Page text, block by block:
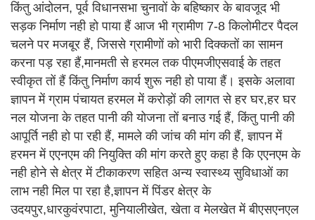
किंतु आंदोलन, पूर्व विधानसभा चुनावों के बहिष्कार के बावजूद भी
सड़क निर्माण नही हो पाया हैं आज भी ग्रामीण 7-8 किलोमीटर पैदल
चलने पर मजबूर हैं, जिससे ग्रामीणों को भारी दिक्कतों का सामन
करना पड़ रहा हैं,मानमती से हरमल तक पीएमजीएसवाई के तहत
स्वीकृत तों हैं किंतु निर्माण कार्य शुरू नही हो पाया हैं। इसके अलावा
ज्ञापन में ग्राम पंचायत हरमल में करोड़ों की लागत से हर घर,हर घर
नल योजना के तहत पानी की योजना तों बनाउ गई हैं, किंतु पानी की
आपूर्ति नही हो पा रही हैं, मामले की जांच की मांग की हैं, ज्ञापन में
हरमन में एएनएम की नियुक्ति की मांग करते हुए कहा है कि एएनएम के
नही होने से क्षेत्र में टीकाकरण सहित अन्य स्वास्थ्य सुविधाओं का
लाभ नही मिल पा रहा है,ज्ञापन में पिंडर क्षेत्र के
उदयपुर,धारकुवंरपाटा, मुनियालीखेत, खेता व मेलखेत में बीएसएनएल